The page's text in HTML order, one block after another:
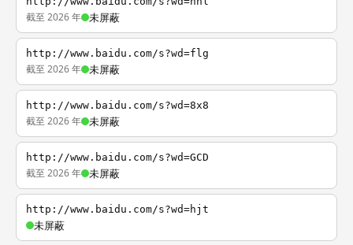
截至 2026 年 未屏蔽
http://www.baidu.com/s?wd=flg
截至 2026 年 未屏蔽
http://www.baidu.com/s?wd=8x8
截至 2026 年 未屏蔽
http://www.baidu.com/s?wd=GCD
截至 2026 年 未屏蔽
http://www.baidu.com/s?wd=hjt
未屏蔽